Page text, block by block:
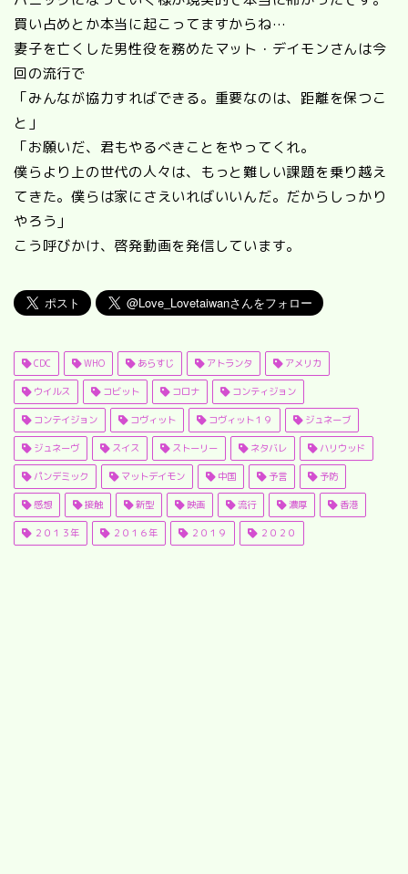
買い占めとか本当に起こってますからね…
妻子を亡くした男性役を務めたマット・デイモンさんは今
回の流行で
「みんなが協力すればできる。重要なのは、距離を保つこ
と」
「お願いだ、君もやるべきことをやってくれ。
僕らより上の世代の人々は、もっと難しい課題を乗り越え
てきた。僕らは家にさえいればいいんだ。だからしっかり
やろう」
こう呼びかけ、啓発動画を発信しています。
CDC WHO あらすじ アトランタ アメリカ
ウイルス コビット コロナ コンティジョン
コンテイジョン コヴィット コヴィット１９ ジュネーブ
ジュネーヴ スイス ストーリー ネタバレ ハリウッド
パンデミック マットデイモン 中国 予言 予防
感想 接触 新型 映画 流行 濃厚 香港
２０１３年 ２０１６年 ２０１９ ２０２０